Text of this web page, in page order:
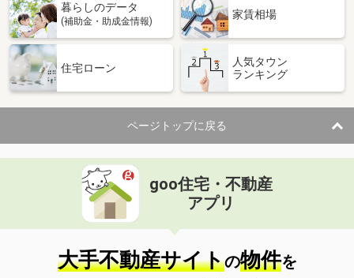
暮らしのデータ
(補助金・助成金情報)
家賃相場
住宅ローン
人気タウン
ランキング
ページトップに戻る
goo住宅・不動産
アプリ
大手不動産サイトの物件を